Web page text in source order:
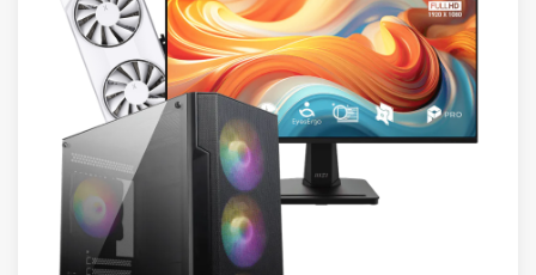
Impression
Stockage
Son-
Photos
Electroménager